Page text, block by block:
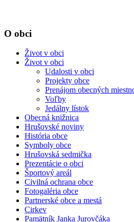
O obci
Život v obci
Život v obci
Udalosti v obci
Projekty obce
Prenájom obecných
Voľby
Jedálny lístok
Obecná knižnica
Hrušovské noviny
História obce
Symboly obce
Hrušovská sedmička
Prezentácie o obci
Športový areál
Civilná ochrana obce
Fotogaléria obce
Partnerské obce a mestá
Cirkev
Pamätník Janka Jurovčáka